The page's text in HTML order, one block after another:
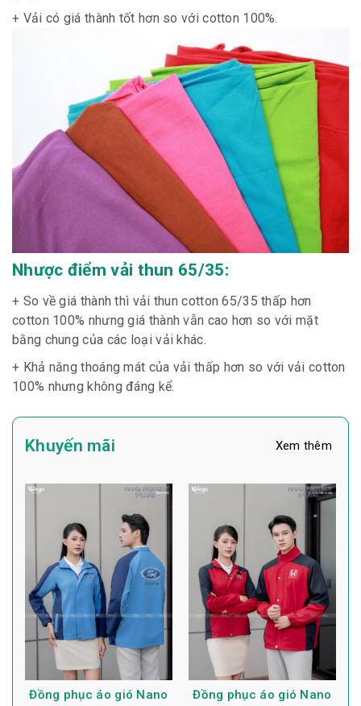
+ Vải có giá thành tốt hơn so với cotton 100%.
Nhược điểm vải thun 65/35:
+ So về giá thành thì vải thun cotton 65/35 thấp hơn
cotton 100% nhưng giá thành vẫn cao hơn so với mặt
bằng chung của các loại vải khác.
+ Khả năng thoáng mát của vải thấp hơn so với vải cotton
100% nhưng không đáng kể.
Khuyến mãi Xem thêm
Đồng phục áo gió Nano
Đồng phục áo gió Nano